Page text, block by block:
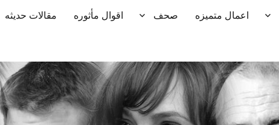
اعمال متميزه صحف اقوال مأثوره مقالات حديثه